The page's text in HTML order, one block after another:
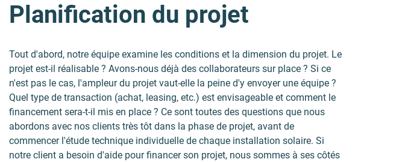
Planification du projet
Tout d'abord, notre équipe examine les conditions et la dimension du projet. Le
projet est-il réalisable ? Avons-nous déjà des collaborateurs sur place ? Si ce
n'est pas le cas, l'ampleur du projet vaut-elle la peine d'y envoyer une équipe ?
Quel type de transaction (achat, leasing, etc.) est envisageable et comment le
financement sera-t-il mis en place ? Ce sont toutes des questions que nous
abordons avec nos clients très tôt dans la phase de projet, avant de
commencer l'étude technique individuelle de chaque installation solaire. Si
notre client a besoin d'aide pour financer son projet, nous sommes à ses côtés